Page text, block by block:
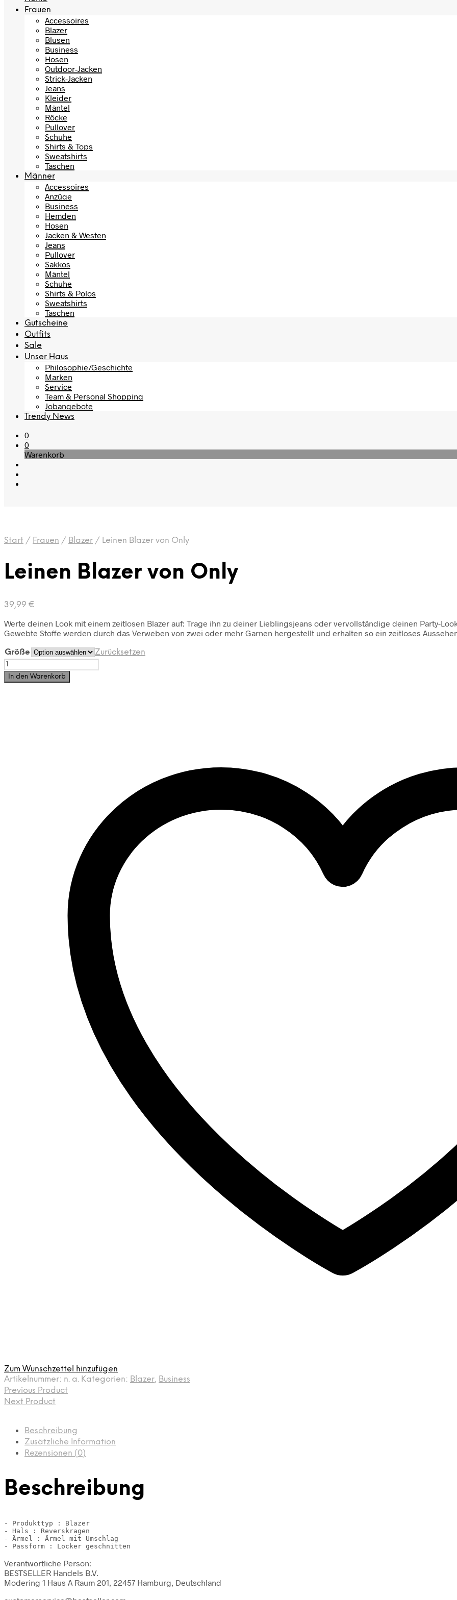
Frauen
Accessoires
Blazer
Blusen
Business
Hosen
Outdoor-Jacken
Strick-Jacken
Jeans
Kleider
Mäntel
Röcke
Pullover
Schuhe
Shirts & Tops
Sweatshirts
Taschen
Männer
Accessoires
Anzüge
Business
Hemden
Hosen
Jacken & Westen
Jeans
Pullover
Sakkos
Mäntel
Schuhe
Shirts & Polos
Sweatshirts
Taschen
Gutscheine
Outfits
Sale
Unser Haus
Philosophie/Geschichte
Marken
Service
Team & Personal Shopping
Jobangebote
Trendy News
0
0
Warenkorb
Start / Frauen / Blazer / Leinen Blazer von Only
Leinen Blazer von Only
39,99 €
Werte deinen Look mit einem zeitlosen Blazer auf: Trage ihn zu deiner Lieblingsjeans oder vervollständige deinen Party-
Gewebte Stoffe werden durch das Verweben von zwei oder mehr Garnen hergestellt und erhalten so ein zeitloses
Größe
Zurücksetzen
Leinen
Blazer
von
In den Warenkorb
Zum Wunschzettel hinzufügen
Artikelnummer: n. a. Kategorien: Blazer, Business
Previous Product
Next Product
Beschreibung
Zusätzliche Information
Rezensionen (0)
Beschreibung
- Produkttyp : Blazer
- Hals : Reverskragen
- Ärmel : Ärmel mit Umschlag
- Passform : Locker geschnitten
Verantwortliche Person:
BESTSELLER Handels B.V.
Modering 1 Haus A Raum 201, 22457 Hamburg, Deutschland